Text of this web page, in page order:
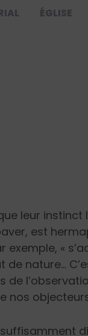
ÉGLISE
leur instinct
est
«
de nature…
de
nos